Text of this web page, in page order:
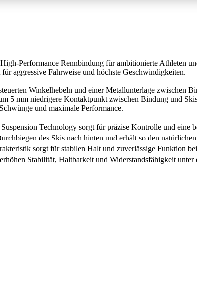
Performance Rennbindung für ambitionierte Athleten
aggressive Fahrweise und höchste Geschwindigkeiten.
Winkelhebeln und einer Metallunterlage zwischen
5 mm niedrigere Kontaktpunkt zwischen Bindung und
und maximale Performance.
Technology sorgt für präzise Kontrolle und eine
des Skis nach hinten und erhält so den
sorgt für stabilen Halt und zuverlässige Funktion
Stabilität, Haltbarkeit und Widerstandsfähigkeit unter